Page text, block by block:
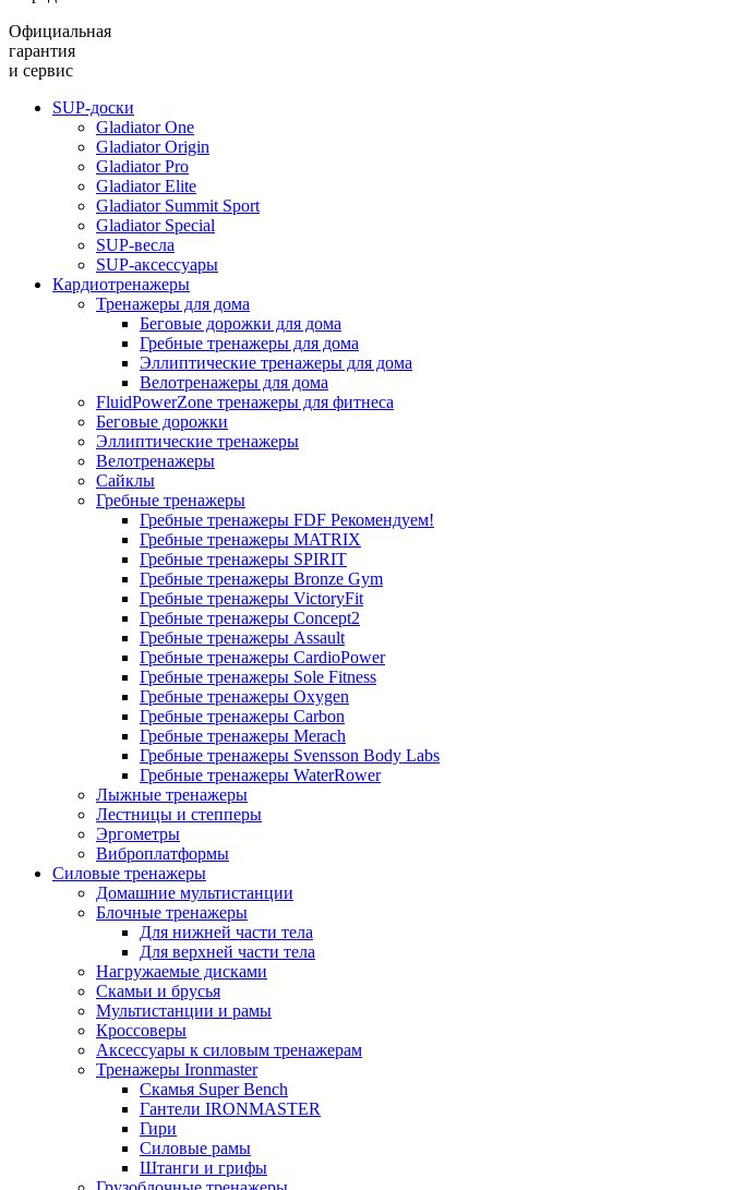
Официальная
гарантия
и сервис
SUP-доски
Gladiator One
Gladiator Origin
Gladiator Pro
Gladiator Elite
Gladiator Summit Sport
Gladiator Special
SUP-весла
SUP-аксессуары
Кардиотренажеры
Тренажеры для дома
Беговые дорожки для дома
Гребные тренажеры для дома
Эллиптические тренажеры для дома
Велотренажеры для дома
FluidPowerZone тренажеры для фитнеса
Беговые дорожки
Эллиптические тренажеры
Велотренажеры
Сайклы
Гребные тренажеры
Гребные тренажеры FDF Рекомендуем!
Гребные тренажеры MATRIX
Гребные тренажеры SPIRIT
Гребные тренажеры Bronze Gym
Гребные тренажеры VictoryFit
Гребные тренажеры Concept2
Гребные тренажеры Assault
Гребные тренажеры CardioPower
Гребные тренажеры Sole Fitness
Гребные тренажеры Oxygen
Гребные тренажеры Carbon
Гребные тренажеры Merach
Гребные тренажеры Svensson Body Labs
Гребные тренажеры WaterRower
Лыжные тренажеры
Лестницы и степперы
Эргометры
Виброплатформы
Силовые тренажеры
Домашние мультистанции
Блочные тренажеры
Для нижней части тела
Для верхней части тела
Нагружаемые дисками
Скамьи и брусья
Мультистанции и рамы
Кроссоверы
Аксессуары к силовым тренажерам
Тренажеры Ironmaster
Скамья Super Bench
Гантели IRONMASTER
Гири
Силовые рамы
Штанги и грифы